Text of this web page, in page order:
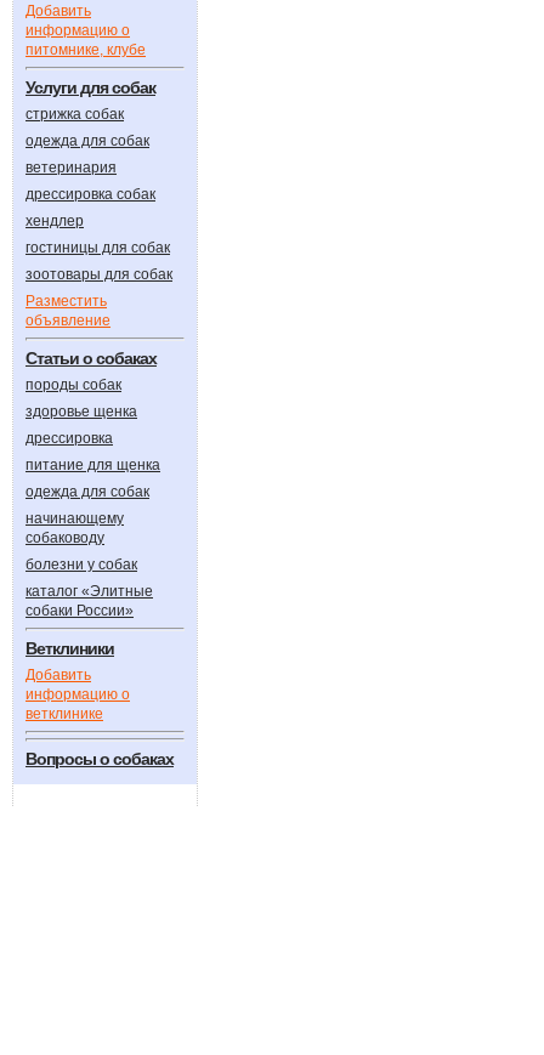
Добавить
информацию о
питомнике, клубе
Услуги для собак
стрижка собак
одежда для собак
ветеринария
дрессировка собак
хендлер
гостиницы для собак
зоотовары для собак
Разместить
объявление
Статьи о собаках
породы собак
здоровье щенка
дрессировка
питание для щенка
одежда для собак
начинающему
собаководу
болезни у собак
каталог «Элитные
собаки России»
Ветклиники
Добавить
информацию о
ветклинике
Вопросы о собаках